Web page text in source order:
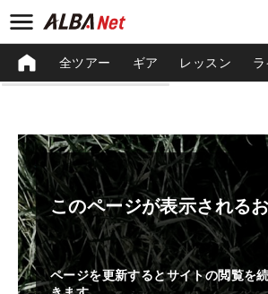
全ツアー ギア レッスン
このページが表示される
ページを更新するとサイトの閲覧を